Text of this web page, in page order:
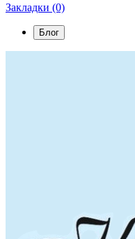
Закладки (0)
Блог